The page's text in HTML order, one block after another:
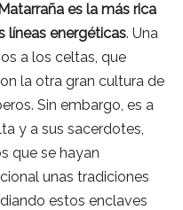
es la más rica
líneas energéticas. Una
a los celtas, que
la otra gran cultura de
Sin embargo, es a
y a sus sacerdotes,
que se hayan
unas tradiciones
estos enclaves